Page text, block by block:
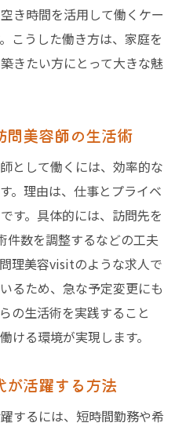
き時間を活用して働くケー
こうした働き方は、家庭を
きたい方にとって大きな魅
問美容師の生活術
として働くには、効率的な
。理由は、仕事とプライベ
す。具体的には、訪問先を
件数を調整するなどの工夫
理美容visitのような求人で
るため、急な予定変更にも
の生活術を実践すること
ける環境が実現します。
が活躍する方法
するには、短時間勤務や希